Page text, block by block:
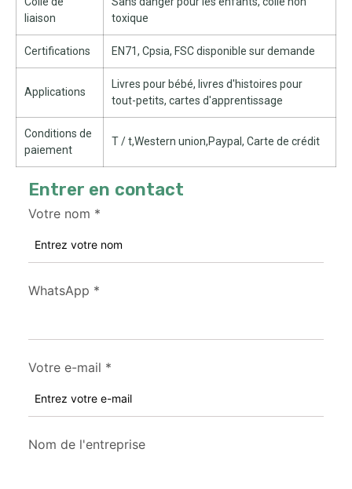
liaison
toxique
Certifications EN71, Cpsia, FSC disponible sur demande
Applications
Livres pour bébé, livres d'histoires pour
tout-petits, cartes d'apprentissage
Conditions de
paiement
T / t,Western union,Paypal, Carte de crédit
Entrer en contact
Votre nom *
WhatsApp *
Votre e-mail *
Nom de l'entreprise